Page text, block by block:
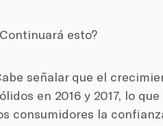
esto?
señalar que el
en 2016 y 2017, lo
consumidores la